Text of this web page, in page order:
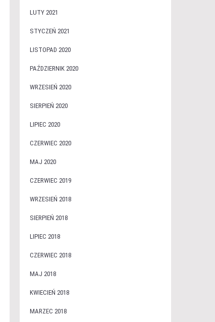
LUTY 2021
STYCZEŃ 2021
LISTOPAD 2020
PAŹDZIERNIK 2020
WRZESIEŃ 2020
SIERPIEŃ 2020
LIPIEC 2020
CZERWIEC 2020
MAJ 2020
CZERWIEC 2019
WRZESIEŃ 2018
SIERPIEŃ 2018
LIPIEC 2018
CZERWIEC 2018
MAJ 2018
KWIECIEŃ 2018
MARZEC 2018